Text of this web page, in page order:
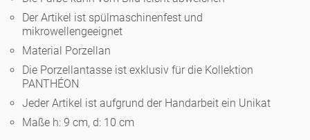
Porzellan
Ozean
klassische Musiker
zeitgenössische Musiker
Runde Teller - weiß
Ovale Teller - weiß
Runde Teller 'de Luxe'
Noël
Teekanne
Vasen 'de Luxe'
Fressnapf
Goldener Käfig
Korb 'de Luxe'
Schalen 'de Luxe'
Hände und Füße
Bad
Schnickschnack
Unpraktisch
Spielen
Dies & Das
Schachspiel Alice
Berliner Duft
Der Artikel ist spülmaschinenfest und
mikrowellengeeignet
Material Porzellan
Die Porzellantasse ist exklusiv für die Kollektion
PANTHÉON
Jeder Artikel ist aufgrund der Handarbeit ein Unikat
Maße h: 9 cm, d: 10 cm